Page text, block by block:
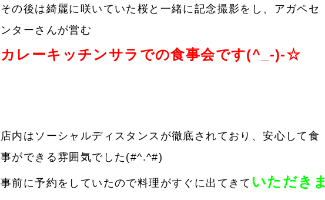
その後は綺麗に咲いていた桜と一緒に記念撮影をし、アガペセ
ンターさんが営む
カレーキッチンサラでの食事会です(^_-)-☆
店内はソーシャルディスタンスが徹底されており、安心して食
事ができる雰囲気でした(#^.^#)
事前に予約をしていたので料理がすぐに出てきて いただきま